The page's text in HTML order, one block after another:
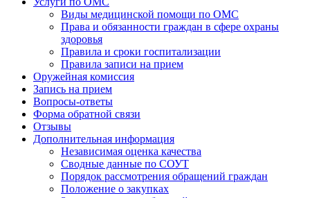
Виды медицинской помощи по ОМС
Права и обязанности граждан в сфере охраны
здоровья
Правила и сроки госпитализации
Правила записи на прием
Оружейная комиссия
Запись на прием
Вопросы-ответы
Форма обратной связи
Отзывы
Дополнительная информация
Независимая оценка качества
Сводные данные по СОУТ
Порядок рассмотрения обращений граждан
Положение о закупках